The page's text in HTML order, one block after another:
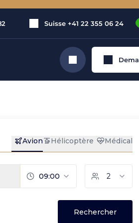
Suisse +41 22 355 06 24
Rechercher